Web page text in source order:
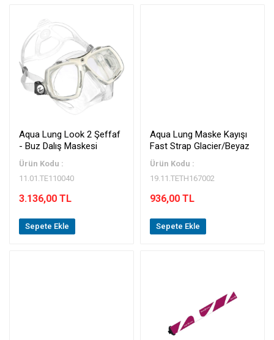
Aqua Lung Look 2 Şeffaf
- Buz Dalış Maskesi
Ürün Kodu :
11.01.TE110040
3.136,00 TL
Sepete Ekle
Aqua Lung Maske Kayışı
Fast Strap Glacier/Beyaz
Ürün Kodu :
19.11.TETH167002
936,00 TL
Sepete Ekle